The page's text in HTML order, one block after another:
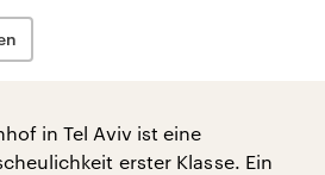
in Tel Aviv ist eine
erster Klasse. Ein